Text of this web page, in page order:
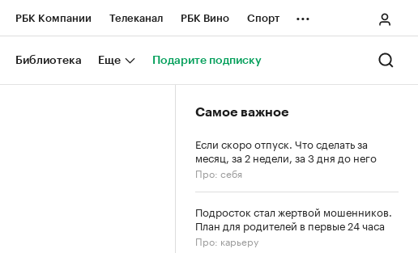
РБК Компании Телеканал РБК Вино Спорт
Национальные проекты Город
...
Библиотека Еще Подарите подписку
Самое важное
Если скоро отпуск. Что сделать за
месяц, за 2 недели, за 3 дня до него
Про: себя
Подросток стал жертвой мошенников.
План для родителей в первые 24 часа
Про: карьеру